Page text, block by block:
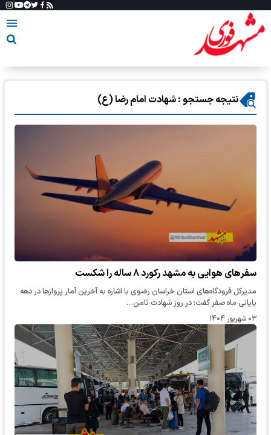
نتیجه جستجو : شهادت امام رضا (ع)
سفرهای هوایی به مشهد رکورد ۸ ساله را شکست
مدیرکل فرودگاه‌های استان خراسان‌ رضوی با اشاره به آخرین آمار پروازها در دهه
پایانی ماه صفر گفت: در روز شهادت ثامن…
۰۳ شهریور ۱۴۰۴